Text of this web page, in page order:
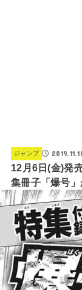
ジャンプ
12月6日(金)発
集冊子「爆号」